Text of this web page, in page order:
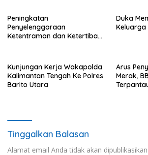
Peningkatan
Penyelenggaraan
Ketentraman dan Ketertiban
Duka
Keluarga
Kunjungan Kerja Wakapolda
Kalimantan Tengah Ke Polres
Barito Utara
Arus
Merak,
Tinggalkan Balasan
Alamat email Anda tidak akan dipublikasikan.